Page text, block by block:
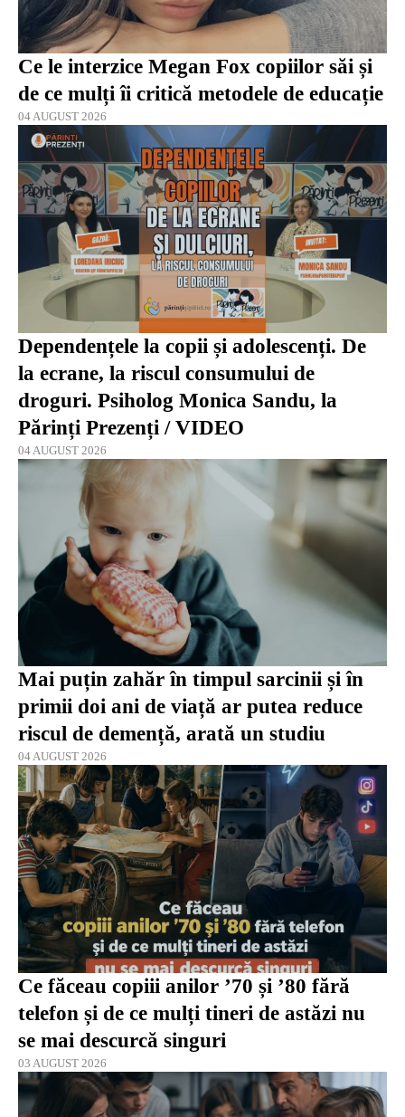
Ce le interzice Megan Fox copiilor săi și
de ce mulți îi critică metodele de educație
04 AUGUST 2026
Dependențele la copii și adolescenți. De
la ecrane, la riscul consumului de
droguri. Psiholog Monica Sandu, la
Părinți Prezenți / VIDEO
04 AUGUST 2026
Mai puțin zahăr în timpul sarcinii și în
primii doi ani de viață ar putea reduce
riscul de demență, arată un studiu
04 AUGUST 2026
Ce făceau copiii anilor ’70 și ’80 fără
telefon și de ce mulți tineri de astăzi nu
se mai descurcă singuri
03 AUGUST 2026